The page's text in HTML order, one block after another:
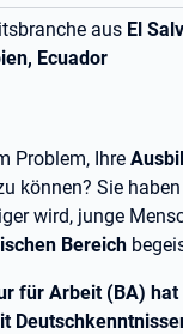
aus El
Ecuador
Problem, Ihre
können? Sie
wird, junge
Bereich
für Arbeit (BA)